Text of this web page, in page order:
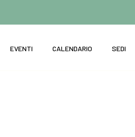
EVENTI CALENDARIO SEDI